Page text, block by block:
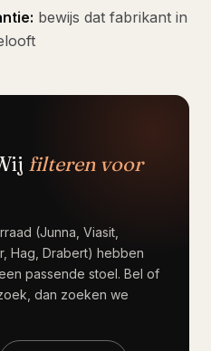
bewijs dat fabrikant in
filteren voor
(Junna, Viasit,
Hag, Drabert) hebben
passende stoel. Bel of
dan zoeken we